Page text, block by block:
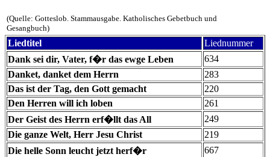
(Quelle: Gotteslob. Stammausgabe. Katholisches Gebetbuch und
Gesangbuch)
Liedtitel
Liednummer
Dank sei dir, Vater, f�r das ewge Leben
634
Danket, danket dem Herrn
283
Das ist der Tag, den Gott gemacht
220
Den Herren will ich loben
261
Der Geist des Herrn erf�llt das All
249
Die ganze Welt, Herr Jesu Christ
219
Die helle Sonn leucht jetzt herf�r
667